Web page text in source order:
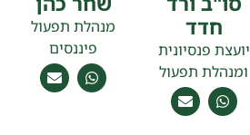
חדד
יועצת פנסיונית
ומנהלת תפעול
מנהלת תפעול
פיננסים